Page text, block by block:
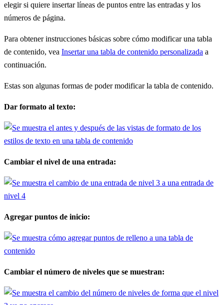
elegir si quiere insertar líneas de puntos entre las entradas y los
números de página.
Para obtener instrucciones básicas sobre cómo modificar una tabla
de contenido, vea Insertar una tabla de contenido personalizada a
continuación.
Estas son algunas formas de poder modificar la tabla de contenido.
Dar formato al texto:
Cambiar el nivel de una entrada:
Agregar puntos de inicio:
Cambiar el número de niveles que se muestran: